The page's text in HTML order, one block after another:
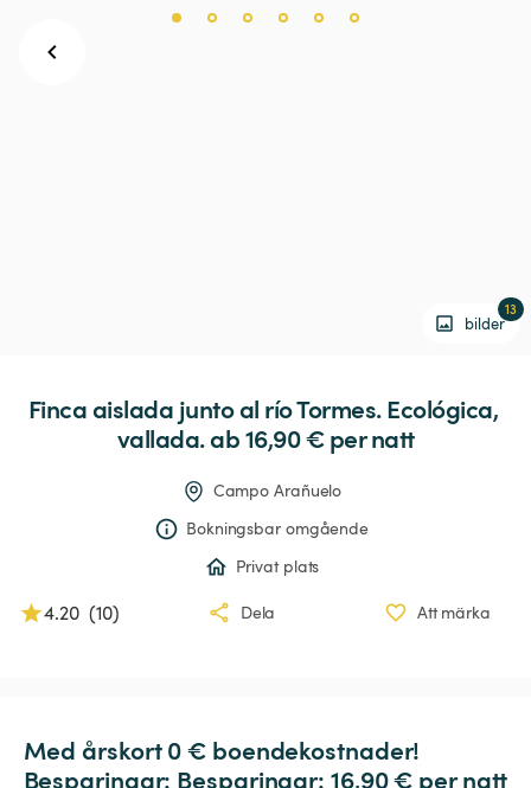
bilder
13
Fincaaislada juntoal ríoTormes.Ecológica,
vallada. ab 16,90 € per natt
Campo Arañuelo
Bokningsbar omgående
Privat plats
4.20 (10) Dela Att märka
Med årskort 0 € boendekostnader!
Besparingar: Besparingar: 16,90 € per natt